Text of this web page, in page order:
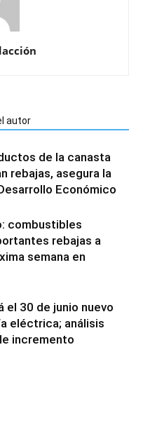
autor
de la canasta
rebajas, asegura la
Económico
combustibles
rebajas a
semana en
el 30 de junio nuevo
eléctrica; análisis
incremento